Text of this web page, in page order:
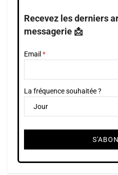
Recevez les derniers
messagerie 📩
Email
La fréquence souhaitée ?